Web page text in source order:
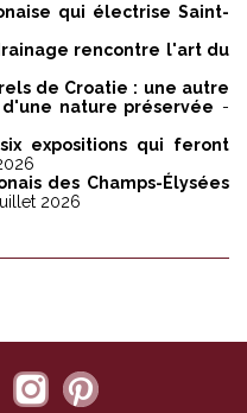
qui électrise Saint-
rencontre l'art du
de Croatie : une autre
nature préservée -
expositions qui feront
des Champs-Élysées
2026